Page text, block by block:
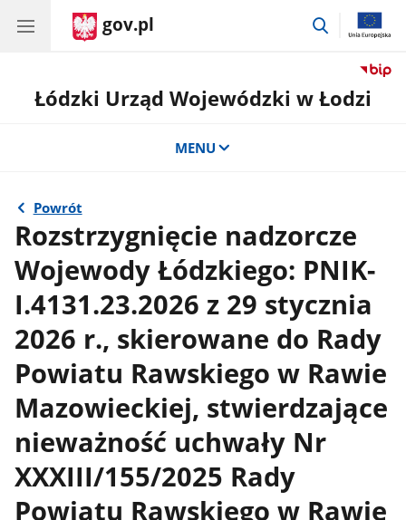
gov.pl
przejdź
Łódzki Urząd Wojewódzki w Łodzi
MENU
Powrót
Rozstrzygnięcie nadzorcze
Wojewody Łódzkiego: PNIK-
I.4131.23.2026 z 29 stycznia
2026 r., skierowane do Rady
Powiatu Rawskiego w Rawie
Mazowieckiej, stwierdzające
nieważność uchwały Nr
XXXIII/155/2025 Rady
Powiatu Rawskiego w Rawie